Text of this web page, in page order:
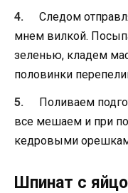
Следом
мнем вилкой.
зеленью, кладем
половинки
Поливаем
все мешаем и при
кедровыми
Шпинат с